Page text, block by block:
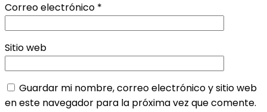
Correo electrónico *
Sitio web
Guardar mi nombre, correo electrónico y sitio web
en este navegador para la próxima vez que comente.